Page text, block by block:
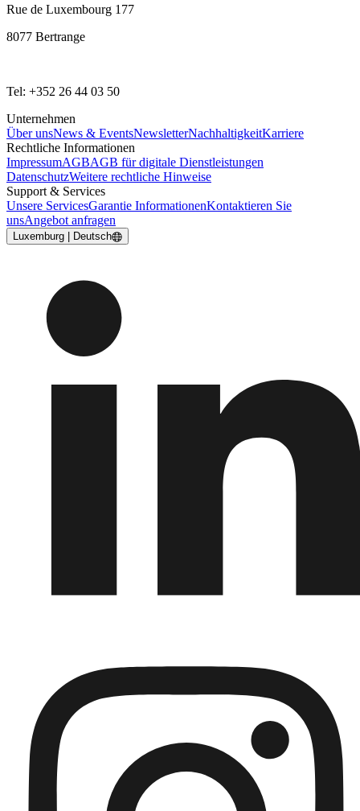
Rue de Luxembourg 177
8077 Bertrange
Tel: +352 26 44 03 50
Unternehmen
Über unsNews & EventsNewsletterNachhaltigkeitKarriere
Rechtliche Informationen
ImpressumAGBAGB für digitale Dienstleistungen
DatenschutzWeitere rechtliche Hinweise
Support & Services
Unsere ServicesGarantie InformationenKontaktieren Sie
unsAngebot anfragen
Luxemburg | Deutsch